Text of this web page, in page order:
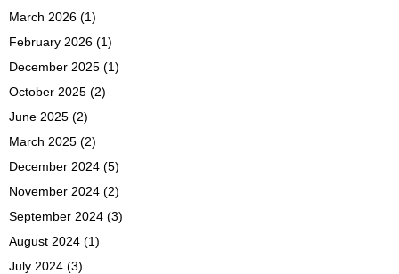
March 2026 (1)
February 2026 (1)
December 2025 (1)
October 2025 (2)
June 2025 (2)
March 2025 (2)
December 2024 (5)
November 2024 (2)
September 2024 (3)
August 2024 (1)
July 2024 (3)